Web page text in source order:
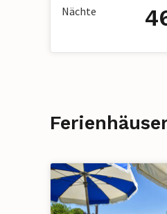
Nächte